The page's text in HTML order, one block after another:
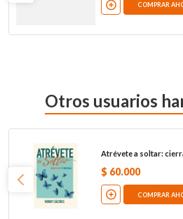
COMPRAR
Otros usuarios
Atrévete a soltar:
$ 60.000
COMPRAR